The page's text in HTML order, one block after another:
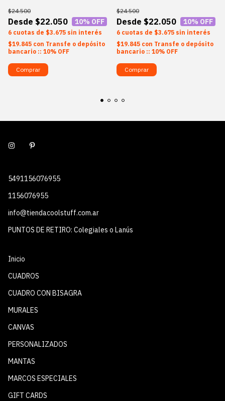
$22.050
$24.500
10% OFF
6 $3.675 sin interés
$19.845 con Transfe o depósito
bancario :: 10% OFF
Comprar
$22.050
$24.500
10% OFF
6 $3.675 sin interés
$19.845 con Transfe o depósito
bancario :: 10% OFF
Comprar
5491156076955
1156076955
info@tiendacoolstuff.com.ar
PUNTOS DE RETIRO: Colegiales o Lanús
Inicio
CUADROS
CUADRO CON BISAGRA
MURALES
CANVAS
PERSONALIZADOS
MANTAS
MARCOS ESPECIALES
GIFT CARDS